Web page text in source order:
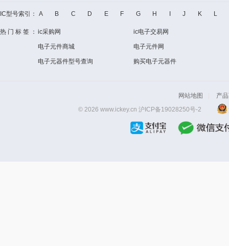
IC型号索引： A B C D E F G H J K L
热门标签：ic采购网 ic电子交易网
电子元件商城 电子元件网
电子元器件型号查询 购买电子元器件
网站地图
产
© 2026 www.ickey.cn 沪ICP备19028250号-2